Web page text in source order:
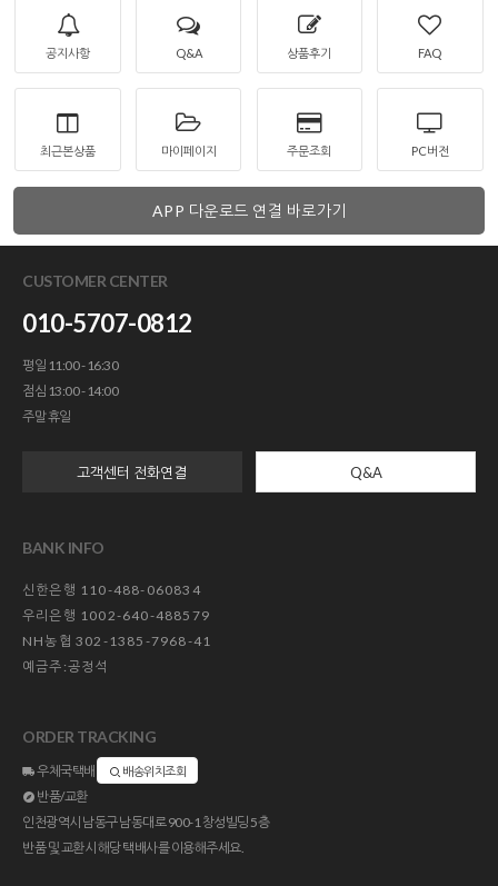
공지사항 Q&A 상품후기 FAQ
최근본상품 마이페이지 주문조회 PC버전
APP 다운로드 연결 바로가기
CUSTOMER CENTER
010-5707-0812
평일 11:00 - 16:30
점심 13:00 - 14:00
주말 휴일
고객센터 전화연결 Q&A
BANK INFO
신한은행 110-488-060834
우리은행 1002-640-488579
NH농협 302-1385-7968-41
예금주:공정석
ORDER TRACKING
우체국택배 배송위치조회
반품/교환
인천광역시 남동구 남동대로 900-1 창성빌딩 5층
반품 및 교환시 해당 택배사를 이용해주세요.